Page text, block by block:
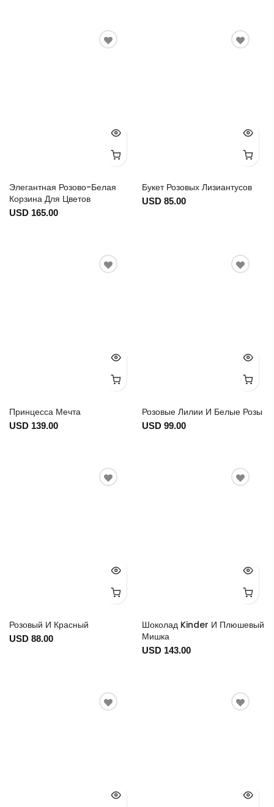
Элегантная Розово-Белая
Корзина Для Цветов
USD 165.00
Букет Розовых Лизиантусов
USD 85.00
Принцесса Мечта
USD 139.00
Розовые Лилии И Белые Розы
USD 99.00
Розовый И Красный
USD 88.00
Шоколад Kinder И Плюшевый
Мишка
USD 143.00